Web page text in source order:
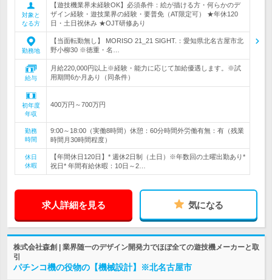
対象と
なる方
【遊技機業界未経験OK】必須条件：絵が描ける方・何らかのデ
ザイン経験・遊技業界の経験・要普免（AT限定可） ★年休120
日・土日祝休み ★OJT研修あり
勤務地
【当面転勤無し】 MORISO 21_21 SIGHT.：愛知県北名古屋市北
野小柳30 ※徳重・名…
給与
月給220,000円以上※経験・能力に応じて加給優遇します。※試
用期間6か月あり（同条件）
初年度
年収
400万円～700万円
勤務
時間
9:00～18:00（実働8時間）休憩：60分時間外労働有無：有（残業
時間月30時間程度）
休日
休暇
【年間休日120日】* 週休2日制（土日）※年数回の土曜出勤あり*
祝日* 年間有給休暇：10日～2…
求人詳細を見る 気になる
株式会社森創 | 業界随一のデザイン開発力でほぼ全ての遊技機メーカーと取
引
パチンコ機の役物の【機械設計】※北名古屋市